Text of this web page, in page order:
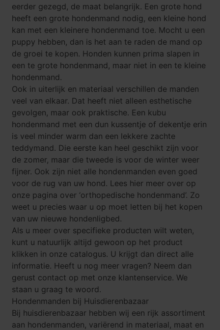
eerder gezegd, de maat belangrijk. Een grote hond
heeft een grote hondenmand nodig, een kleine hond
kan met een kleinere hondenmand toe. Mocht u een
puppy hebben, dan is het aan te raden de mand op
de groei te kopen. Honden kunnen prima slapen in
een te grote hondenmand, maar niet in een te kleine
hondenmand.
Ook in uiterlijk en materiaal verschillen de manden
veel van elkaar. Dat heeft niet alleen esthetische
gevolgen, maar ook praktische. Een kubu
hondenmand met een dun kussentje of dekentje erin
is veel minder warm dan een lekkere zachte
teddymand. Die eerste kan heel geschikt zijn voor
de zomer, maar die tweede is voor de winter weer
fijner. Ook zijn niet alle hondenmanden even goed
voor de rug van uw hond. Lees hier meer over op
onze pagina over ‘orthopedische hondenmand’. Zo
weet u precies waar u op moet letten bij het kopen
van uw nieuwe hondenligbed.
Als u meer over specifieke producten wilt weten,
kunt u natuurlijk altijd gewoon op het product
klikken in onze catalogus. U krijgt dan direct alle
informatie. Heeft u nog meer vragen? Neem dan
gerust contact op met onze klantenservice. We
staan u graag te woord.
Hondenmanden bij Huisdierenbazaar
Bij huisdierenbazaar hebben wij een rijk assortiment
aan hondenmanden, variërend in materiaal, maat en